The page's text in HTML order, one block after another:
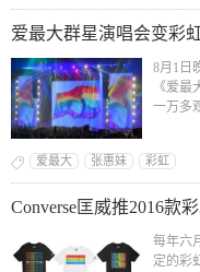
爱最大群星演唱会变彩
8月1日
《爱
一万多
爱最大 张惠妹 彩虹
Converse匡威推2016款
每年六
定的彩